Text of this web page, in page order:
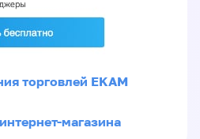
торговлей EKAM
магазина